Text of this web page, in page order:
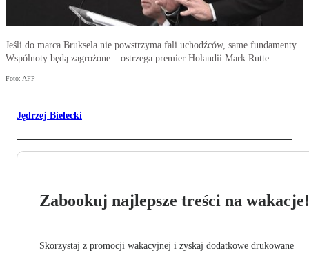
Jeśli do marca Bruksela nie powstrzyma fali uchodźców, same fundamenty
Wspólnoty będą zagrożone – ostrzega premier Holandii Mark Rutte
Foto: AFP
Jędrzej Bielecki
Zabookuj najlepsze treści na wakacje!
Skorzystaj z promocji wakacyjnej i zyskaj dodatkowe drukowane